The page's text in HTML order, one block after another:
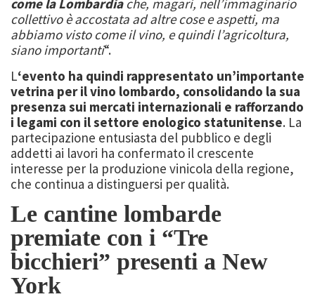
collettivo è accostata ad altre cose e aspetti, ma
abbiamo visto come il vino, e quindi l’agricoltura,
siano importanti“.
L‘evento ha quindi rappresentato un’importante
vetrina per il vino lombardo, consolidando la sua
presenza sui mercati internazionali e rafforzando
i legami con il settore enologico statunitense. La
partecipazione entusiasta del pubblico e degli
addetti ai lavori ha confermato il crescente
interesse per la produzione vinicola della regione,
che continua a distinguersi per qualità.
Le cantine lombarde
premiate con i “Tre
bicchieri” presenti a New
York